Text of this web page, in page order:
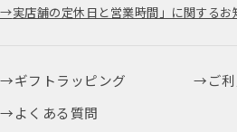
実店舗の定休日と営業時間」に関するお
ギフトラッピング
ご
よくある質問